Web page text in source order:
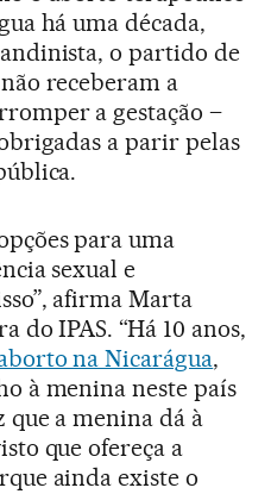
há uma década,
o partido de
receberam a
a gestação –
a parir pelas
para uma
sexual e
afirma Marta
IPAS. “Há 10 anos,
na Nicarágua,
à menina neste país
que a menina dá à
que ofereça a
ainda existe o